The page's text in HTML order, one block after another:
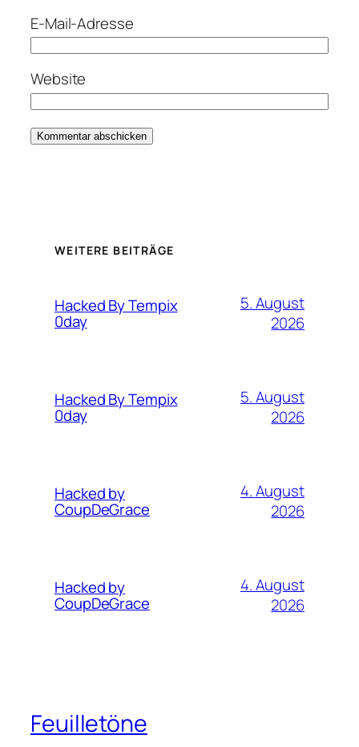
E-Mail-Adresse
Website
WEITERE BEITRÄGE
Hacked By Tempix
0day
5. August
2026
Hacked By Tempix
0day
5. August
2026
Hacked by
CoupDeGrace
4. August
2026
Hacked by
CoupDeGrace
4. August
2026
Feuilletöne